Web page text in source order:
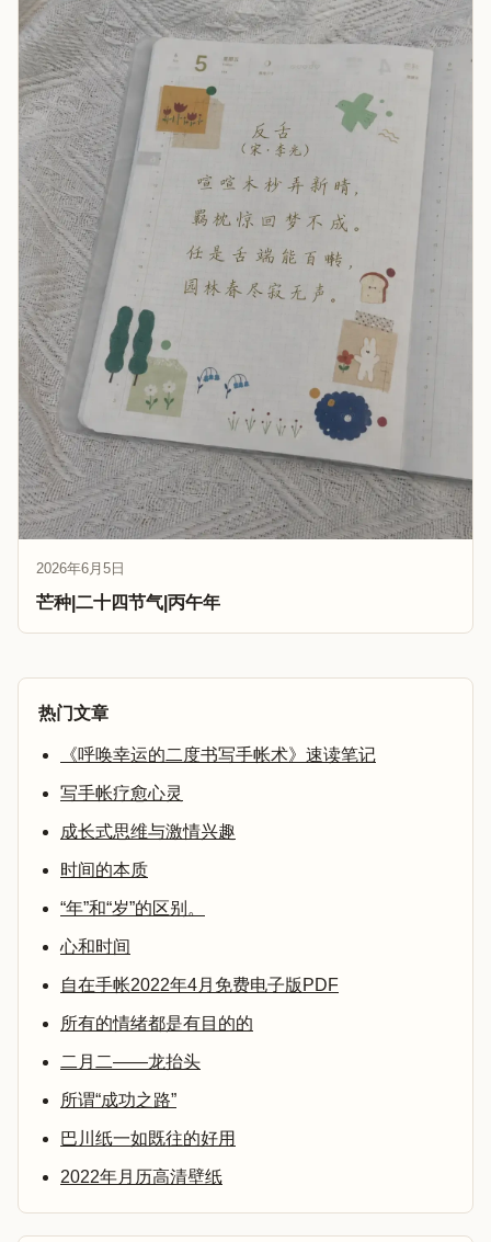
2026年6月5日
芒种|二十四节气|丙午年
热门文章
《呼唤幸运的二度书写手帐术》速读笔记
写手帐疗愈心灵
成长式思维与激情兴趣
时间的本质
“年”和“岁”的区别。
心和时间
自在手帐2022年4月免费电子版PDF
所有的情绪都是有目的的
二月二——龙抬头
所谓“成功之路”
巴川纸一如既往的好用
2022年月历高清壁纸